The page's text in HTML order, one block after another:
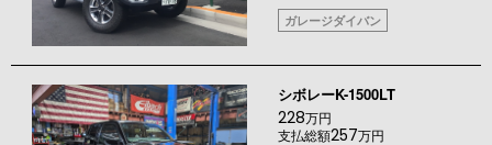
ガレージダイバン
シボレーK-1500LT
228万円
支払総額257万円